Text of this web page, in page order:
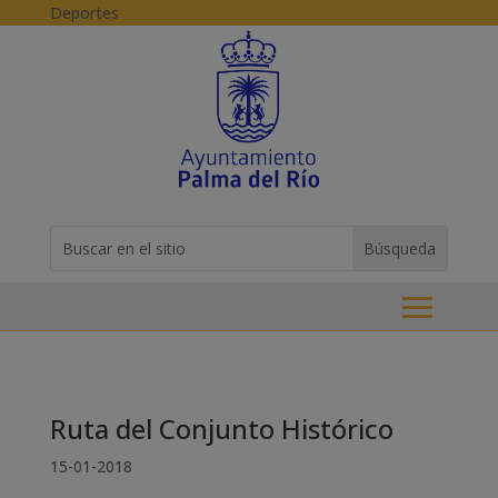
Skip to content
Deportes
for...
Ruta del Conjunto Histórico
15-01-2018